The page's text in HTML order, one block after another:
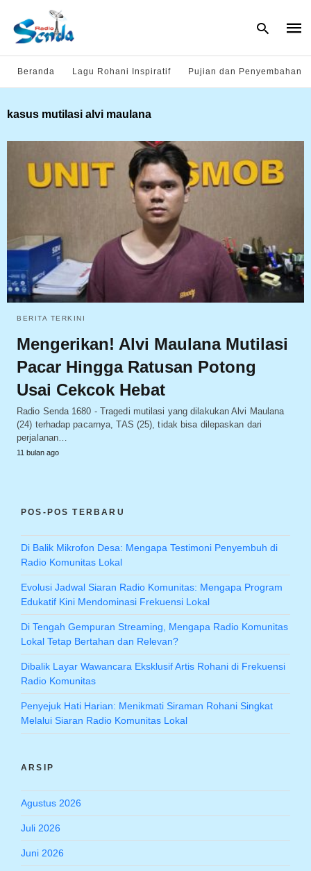
Beranda Lagu Rohani Inspiratif Pujian dan Penyembahan
kasus mutilasi alvi maulana
BERITA TERKINI
Mengerikan! Alvi Maulana Mutilasi
Pacar Hingga Ratusan Potong
Usai Cekcok Hebat
Radio Senda 1680 - Tragedi mutilasi yang dilakukan Alvi Maulana
(24) terhadap pacarnya, TAS (25), tidak bisa dilepaskan dari
perjalanan…
11 bulan ago
POS-POS TERBARU
Di Balik Mikrofon Desa: Mengapa Testimoni Penyembuh di
Radio Komunitas Lokal
Evolusi Jadwal Siaran Radio Komunitas: Mengapa Program
Edukatif Kini Mendominasi Frekuensi Lokal
Di Tengah Gempuran Streaming, Mengapa Radio Komunitas
Lokal Tetap Bertahan dan Relevan?
Dibalik Layar Wawancara Eksklusif Artis Rohani di Frekuensi
Radio Komunitas
Penyejuk Hati Harian: Menikmati Siraman Rohani Singkat
Melalui Siaran Radio Komunitas Lokal
ARSIP
Agustus 2026
Juli 2026
Juni 2026